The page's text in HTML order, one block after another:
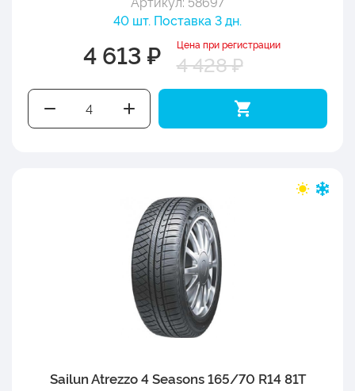
40 шт. Поставка 3 дн.
4 613 ₽ Цена при регистрации
4 428 ₽
Sailun Atrezzo 4 Seasons 165/70 R14 81T